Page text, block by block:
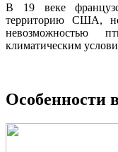
В 19 веке
территорию США,
невозможностью
климатическим
Особенности